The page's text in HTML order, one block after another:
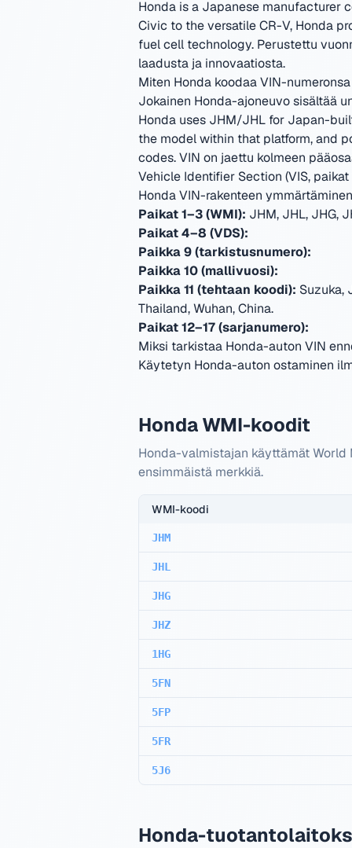
Honda is a Japanese manufacturer
Civic to the versatile CR-V, Honda
fuel cell technology. Perustettu
laadusta ja innovaatiosta.
Miten Honda koodaa VIN-numeronsa
Jokainen Honda-ajoneuvo sisältää
Honda uses JHM/JHL for Japan-
the model within that platform, and
codes.VIN on jaettu kolmeen
Vehicle Identifier Section (VIS, paikat
Honda VIN-rakenteen ymmärtäminen
Paikat 1–3 (WMI): JHM, JHL, JHG,
Paikat 4–8 (VDS):
Paikka 9 (tarkistusnumero):
Paikka 10 (mallivuosi):
Paikka 11 (tehtaan koodi): Suzuka,
Thailand, Wuhan, China.
Paikat 12–17 (sarjanumero):
Miksi tarkistaa Honda-auton VIN
Käytetyn Honda-auton ostaminen
Honda WMI-koodit
Honda-valmistajan käyttämät World
ensimmäistä merkkiä.
WMI-koodi
JHM
JHL
JHG
JHZ
1HG
5FN
5FP
5FR
5J6
Honda-